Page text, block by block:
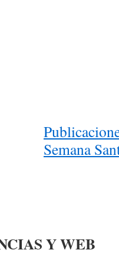
Semana
Y WEB